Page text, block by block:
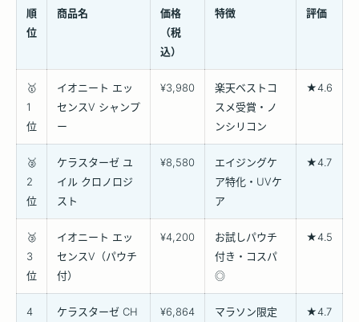
順
位
商品名
価格
（税
込）
特徴 評価
🥇
1
位
イオニート エッ
センスV シャンプ
ー
¥3,980
楽天ベストコ
スメ受賞・ノ
ンシリコン
★4.6
🥈
2
位
ケラスターゼ ユ
イル クロノロジ
スト
¥8,580
エイジングケ
ア特化・UVケ
ア
★4.7
🥉
3
位
イオニート エッ
センスV（パウチ
付）
¥4,200
お試しパウチ
付き・コスパ
◎
★4.5
4
ケラスターゼ CH
¥6,864
マラソン限定
★4.7